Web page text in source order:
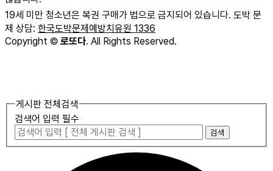
19세 미만 청소년은 복권 구매가 법으로 금지되어 있습니다. 도박 문
제 상담: 한국도박문제예방치유원 1336
Copyright © 로또다. All Rights Reserved.
게시판 전체검색
검색어 입력 필수
검색